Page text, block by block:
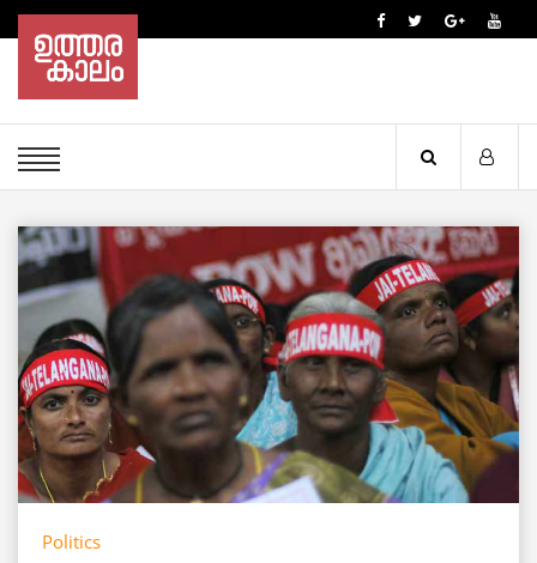
Politics